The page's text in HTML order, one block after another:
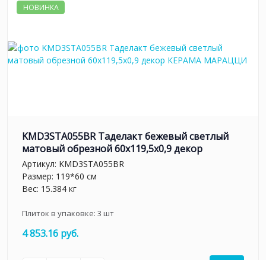
НОВИНКА
KMD3STA055BR Таделакт бежевый светлый
матовый обрезной 60x119,5x0,9 декор
Артикул: KMD3STA055BR
Размер: 119*60 см
Вес: 15.384 кг
Плиток в упаковке: 3 шт
4 853.16 руб.